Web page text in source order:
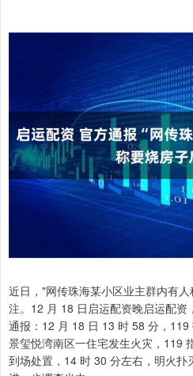
近日，"网传珠海某小区业主群内有
注。12 月 18 日启运配资晚启运配
通报：12 月 18 日 13 时 58 分，
景玺悦湾南区一住宅发生火灾，119
到场处置，14 时 30 分左右，明火